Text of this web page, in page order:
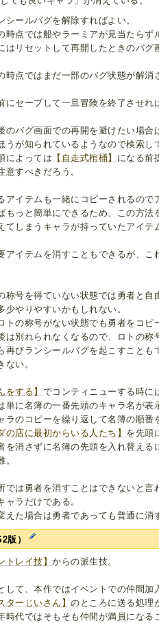
シールバグを解除すればよい。
時点では船やラーミアが見当たらず
はリセットして再開したときのバ
時点ではまだ一部のバグ状態が解
にセーブして一旦冒険を終了させれ
のバグ画面での再開を避けたい場合
うが知られているようなので検索し
によっては 【自走式棺桶】 になる前
意すべきだろう。
アイテムも一緒にコピーされるの
もっと簡単にできるため、この方法
てしまうキャラが持っていたアイ
アイテムを消すこともできるが、
称号を得ていない状態では勇者と
少やりやすいかもしれない。
トの称号がない状態でも勇者をコ
は別れられなくなるので、ロトの称
再びランシールバグを起こすこと
ない。
をする】 でコンティニューする時に
単に名簿の一番先頭のキャラ名が表
ラのコピーを繰り返して名簿の順番
の店に最初からいる人たち】 を先頭
を消さずに名簿の先頭を入れ替え
。
では勇者を消すことはできないと
ャラだけである。
えた場合は勇者であっても普通に消
版）
トレイ技】からの派生技。
して、本作ではイベントでの仲間
ターじいさん】のところに送る処理
時代ではそもそも仲間が満員になる